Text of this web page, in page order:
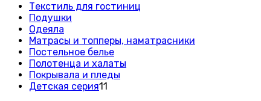
Текстиль для гостиниц
Подушки
Одеяла
Матрасы и топперы, наматрасники
Постельное белье
Полотенца и халаты
Покрывала и пледы
Детская серия11